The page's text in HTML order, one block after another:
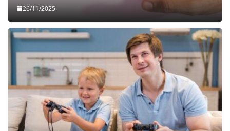
26/11/2025